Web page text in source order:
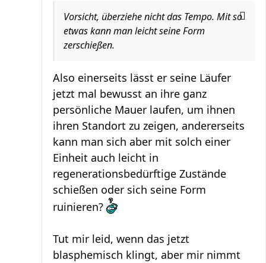
Vorsicht, überziehe nicht das Tempo. Mit so
etwas kann man leicht seine Form
zerschießen.
Also einerseits lässt er seine Läufer
jetzt mal bewusst an ihre ganz
persönliche Mauer laufen, um ihnen
ihren Standort zu zeigen, andererseits
kann man sich aber mit solch einer
Einheit auch leicht in
regenerationsbedürftige Zustände
schießen oder sich seine Form
ruinieren?
Tut mir leid, wenn das jetzt
blasphemisch klingt, aber mir nimmt